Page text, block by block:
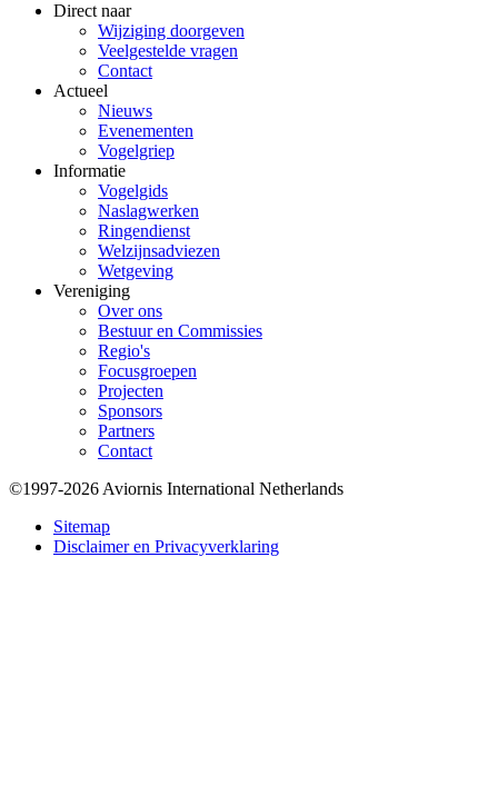
Direct naar
Wijziging doorgeven
Veelgestelde vragen
Contact
Actueel
Nieuws
Evenementen
Vogelgriep
Informatie
Vogelgids
Naslagwerken
Ringendienst
Welzijnsadviezen
Wetgeving
Vereniging
Over ons
Bestuur en Commissies
Regio's
Focusgroepen
Projecten
Sponsors
Partners
Contact
Bottom
©1997-2026 Aviornis International Netherlands
Sitemap
Disclaimer en Privacyverklaring